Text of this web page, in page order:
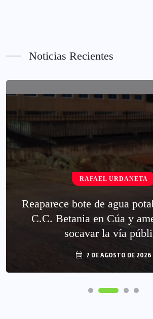
Noticias Recientes
RAFAEL URDANETA
Reaparece bote de agua
C.C. Betania en Cúa y
socavar la vía
7 DE AGOSTO DE 2026